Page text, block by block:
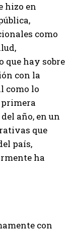
hizo en
como
que hay sobre
con la
como lo
año, en un
que
país,
ha
con